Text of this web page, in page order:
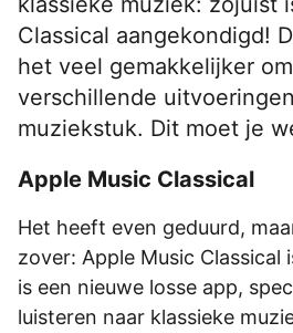
Classical aangekondigd!
het veel gemakkelijker
verschillende
muziekstuk. Dit moet je
Apple Music Classical
Het heeft even geduurd,
zover: Apple Music Classical
is een nieuwe losse app,
luisteren naar klassieke